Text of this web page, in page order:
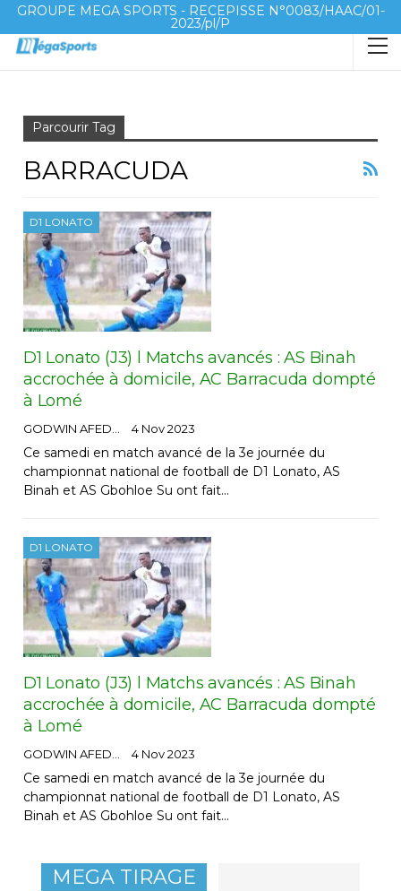
GROUPE MEGA SPORTS - RECEPISSE N°0083/HAAC/01-
2023/pl/P
Parcourir Tag
BARRACUDA
D1 LONATO
D1 Lonato (J3) l Matchs avancés : AS Binah
accrochée à domicile, AC Barracuda dompté
à Lomé
4 Nov 2023
Ce samedi en match avancé de la 3e journée du
championnat national de football de D1 Lonato, AS
Binah et AS Gbohloe Su ont fait…
D1 LONATO
D1 Lonato (J3) l Matchs avancés : AS Binah
accrochée à domicile, AC Barracuda dompté
à Lomé
GODWIN AFEDO 4 Nov 2023
Ce samedi en match avancé de la 3e journée du
championnat national de football de D1 Lonato, AS
Binah et AS Gbohloe Su ont fait…
MEGA TIRAGE